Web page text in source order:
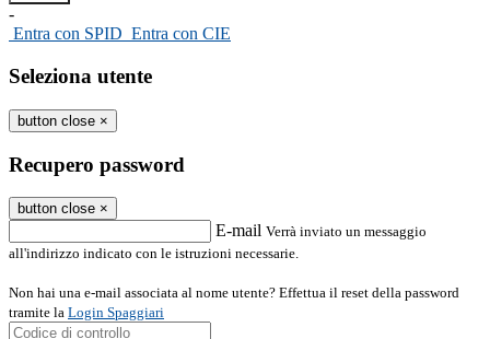
-
Entra con SPID Entra con CIE
Seleziona utente
button close ×
Recupero password
button close ×
E-mail Verrà inviato un messaggio
all'indirizzo indicato con le istruzioni necessarie.
Non hai una e-mail associata al nome utente? Effettua il reset della password
tramite la Login Spaggiari